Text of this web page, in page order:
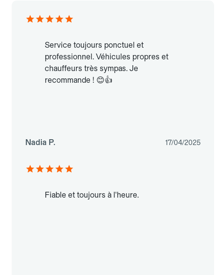
Service toujours ponctuel et
professionnel. Véhicules propres et
chauffeurs très sympas. Je
recommande ! 😊👍
Nadia P. 17/04/2025
Fiable et toujours à l'heure.